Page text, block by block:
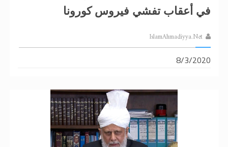
في أعقاب تفشي فيروس كورونا
IslamAhmadiyya.Net
8/3/2020